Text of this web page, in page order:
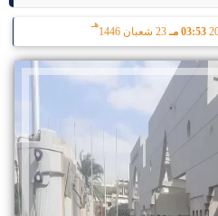
03:53 مـ 23 شعبان 1446
هـ